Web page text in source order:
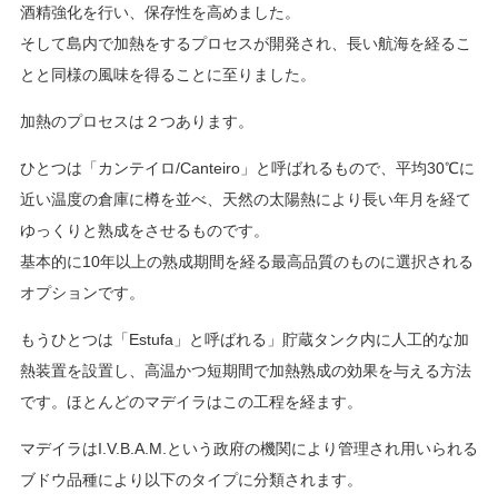
酒精強化を行い、保存性を高めました。
そして島内で加熱をするプロセスが開発され、長い航海を経るこ
とと同様の風味を得ることに至りました。
加熱のプロセスは２つあります。
ひとつは「カンテイロ/Canteiro」と呼ばれるもので、平均30℃に
近い温度の倉庫に樽を並べ、天然の太陽熱により長い年月を経て
ゆっくりと熟成をさせるものです。
基本的に10年以上の熟成期間を経る最高品質のものに選択される
オプションです。
もうひとつは「Estufa」と呼ばれる」貯蔵タンク内に人工的な加
熱装置を設置し、高温かつ短期間で加熱熟成の効果を与える方法
です。ほとんどのマデイラはこの工程を経ます。
マデイラはI.V.B.A.M.という政府の機関により管理され用いられる
ブドウ品種により以下のタイプに分類されます。